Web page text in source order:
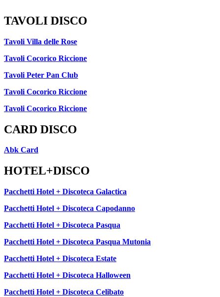
TAVOLI DISCO
Tavoli Villa delle Rose
Tavoli Cocorico Riccione
Tavoli Peter Pan Club
Tavoli Cocorico Riccione
Tavoli Cocorico Riccione
CARD DISCO
Abk Card
HOTEL+DISCO
Pacchetti Hotel + Discoteca Galactica
Pacchetti Hotel + Discoteca Capodanno
Pacchetti Hotel + Discoteca Pasqua
Pacchetti Hotel + Discoteca Pasqua Mutonia
Pacchetti Hotel + Discoteca Estate
Pacchetti Hotel + Discoteca Halloween
Pacchetti Hotel + Discoteca Celibato